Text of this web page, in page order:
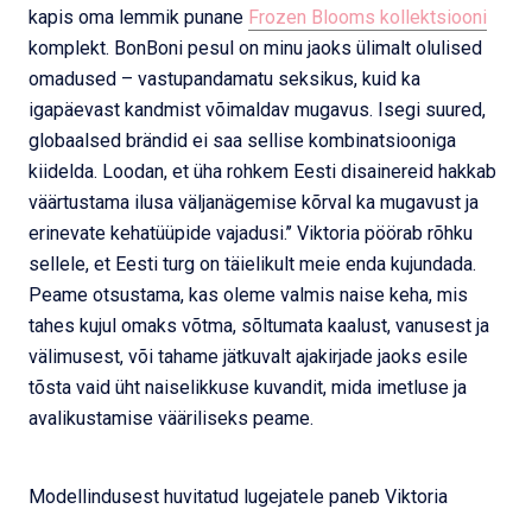
kapis oma lemmik punane Frozen Blooms kollektsiooni
komplekt. BonBoni pesul on minu jaoks ülimalt olulised
omadused – vastupandamatu seksikus, kuid ka
igapäevast kandmist võimaldav mugavus. Isegi suured,
globaalsed brändid ei saa sellise kombinatsiooniga
kiidelda. Loodan, et üha rohkem Eesti disainereid hakkab
väärtustama ilusa väljanägemise kõrval ka mugavust ja
erinevate kehatüüpide vajadusi.’’ Viktoria pöörab rõhku
sellele, et Eesti turg on täielikult meie enda kujundada.
Peame otsustama, kas oleme valmis naise keha, mis
tahes kujul omaks võtma, sõltumata kaalust, vanusest ja
välimusest, või tahame jätkuvalt ajakirjade jaoks esile
tõsta vaid üht naiselikkuse kuvandit, mida imetluse ja
avalikustamise vääriliseks peame.
Modellindusest huvitatud lugejatele paneb Viktoria